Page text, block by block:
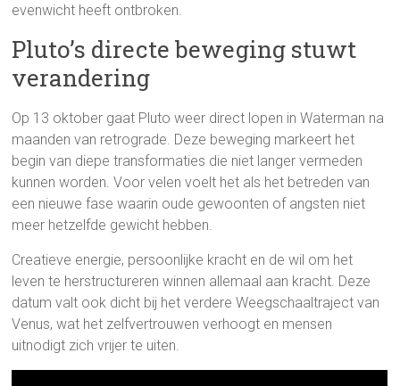
evenwicht heeft ontbroken.
Pluto’s directe beweging stuwt
verandering
Op 13 oktober gaat Pluto weer direct lopen in Waterman na
maanden van retrograde. Deze beweging markeert het
begin van diepe transformaties die niet langer vermeden
kunnen worden. Voor velen voelt het als het betreden van
een nieuwe fase waarin oude gewoonten of angsten niet
meer hetzelfde gewicht hebben.
Creatieve energie, persoonlijke kracht en de wil om het
leven te herstructureren winnen allemaal aan kracht. Deze
datum valt ook dicht bij het verdere Weegschaaltraject van
Venus, wat het zelfvertrouwen verhoogt en mensen
uitnodigt zich vrijer te uiten.